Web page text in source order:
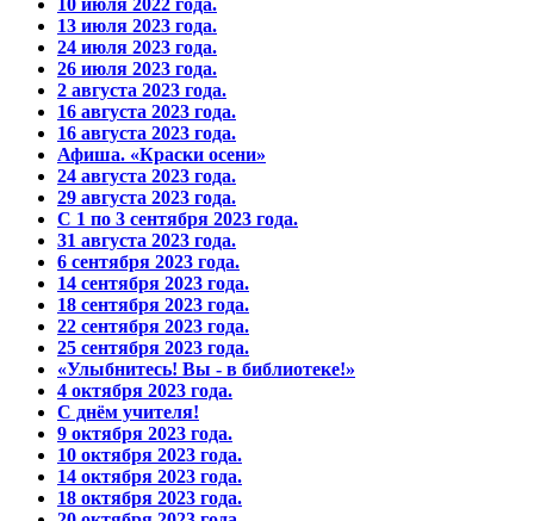
13 июля 2023 года.
24 июля 2023 года.
26 июля 2023 года.
2 августа 2023 года.
16 августа 2023 года.
16 августа 2023 года.
Афиша. «Краски осени»
24 августа 2023 года.
29 августа 2023 года.
С 1 по 3 сентября 2023 года.
31 августа 2023 года.
6 сентября 2023 года.
14 сентября 2023 года.
18 сентября 2023 года.
22 сентября 2023 года.
25 сентября 2023 года.
«Улыбнитесь! Вы - в библиотеке!»
4 октября 2023 года.
С днём учителя!
9 октября 2023 года.
10 октября 2023 года.
14 октября 2023 года.
18 октября 2023 года.